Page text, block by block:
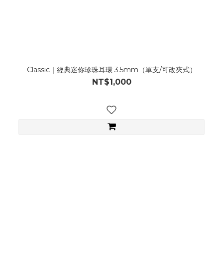
Classic｜經典迷你珍珠耳環 3.5mm（單支/可改夾式）
NT$1,000